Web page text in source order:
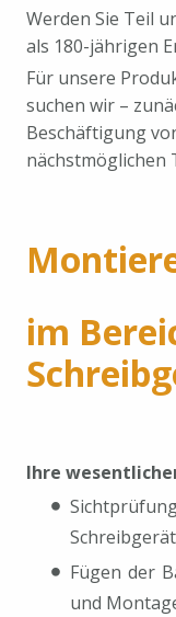
Werden Sie Teil
als 180-jährigen
Für unsere
suchen wir –
Beschäftigung
nächstmöglichen
im
Ihre
Fügen der
und